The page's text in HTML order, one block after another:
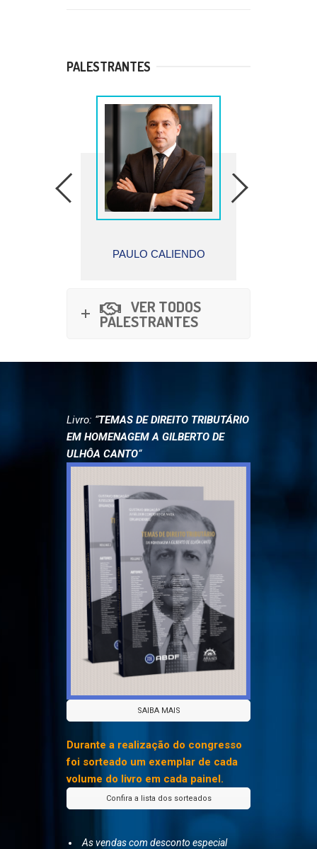
PALESTRANTES
ELIZABETH NAZAR
VER TODOS
Livro: “TEMAS DE DIREITO TRIBUTÁRIO
EM HOMENAGEM A GILBERTO DE
ULHÔA CANTO“
Durante a realização do congresso
foi sorteado um exemplar de cada
volume do livro em cada painel.